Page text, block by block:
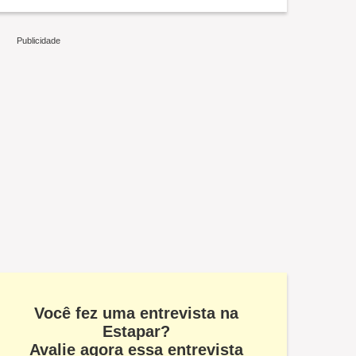
Você fez uma entrevista na
Estapar?
Avalie agora essa entrevista